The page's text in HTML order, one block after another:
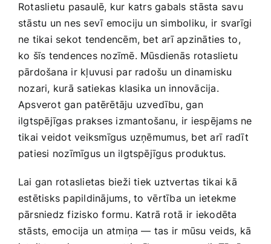
Rotaslietu pasaulē, kur katrs gabals⁢ stāsta savu
stāstu un nes sevī emociju un‍ simboliku, ir svarīgi
ne tikai sekot tendencēm, bet arī apzināties ⁢to,
ko šīs tendences nozīmē. Mūsdienās ⁢rotaslietu
pārdošana ir kļuvusi par ​radošu un dinamisku
nozari, kurā⁣ satiekas klasika un innovācija.
Apsverot‍ gan patērētāju uzvedību, gan‍
ilgtspējīgas⁢ prakses izmantošanu,⁢ ir⁣ iespējams ne
tikai veidot veiksmīgus uzņēmumus, bet arī ⁢radīt
patiesi nozīmīgus un ilgtspējīgus produktus.
Lai gan rotaslietas bieži tiek uztvertas tikai kā
estētisks papildinājums, ⁢to ⁣vērtība un ietekme
pārsniedz fizisko formu. Katrā rotā ir⁢ iekodēta
stāsts, emocija⁣ un atmiņa‌ — tas ‌ir mūsu veids, ⁣kā